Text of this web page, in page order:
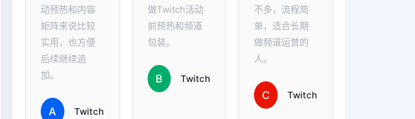
动预热和内容
矩阵来说比较
实用，也方便
后续继续追
加。
A Twitch
做Twitch活动
前预热和频道
包装。
B Twitch
不多，流程简
单，适合长期
做频道运营的
人。
C Twitch